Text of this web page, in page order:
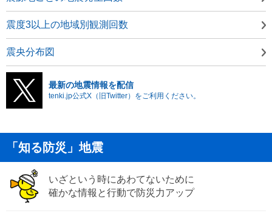
震度3以上の地域別観測回数
震央分布図
最新の地震情報を配信
tenki.jp公式X（旧Twitter）をご利用ください。
「知る防災」地震
いざという時にあわてないために
確かな情報と行動で防災力アップ